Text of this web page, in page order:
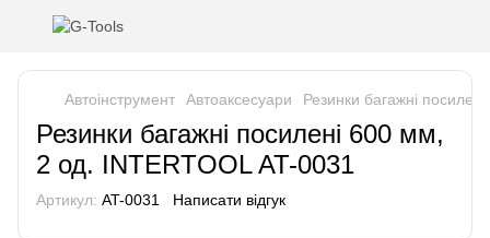
Автоінструмент Автоаксесуари Резинки багажні
Резинки багажні посилені 600 мм,
2 од. INTERTOOL AT-0031
Артикул: AT-0031 Написати відгук